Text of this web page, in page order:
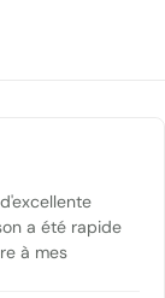
a été rapide
à mes